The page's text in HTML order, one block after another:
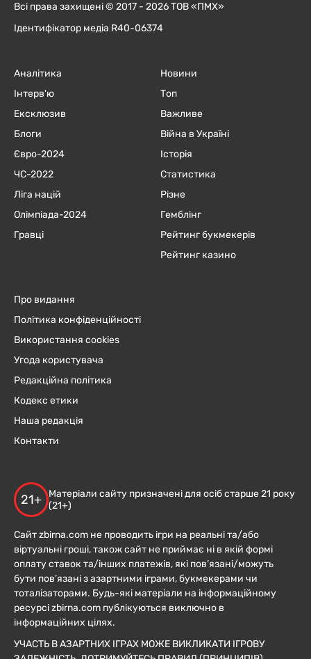
Всі права захищені © 2017 - 2026 ТОВ «ПМХ»
Ідентифікатор медіа R40-06374
Аналітика
Інтерв'ю
Ексклюзив
Блоги
Євро-2024
ЧC-2022
Ліга націй
Олімпіада-2024
Гравці
Новини
Топ
Важливе
Війна в Україні
Історія
Статистика
Різне
Гемблінг
Рейтинг букмекерів
Рейтинг казино
Про видання
Політика конфіденційності
Використання cookies
Угода користувача
Редакційна політика
Кодекс етики
Наша редакція
Контакти
21+
Матеріали сайту призначені для осіб старше 21 року
(21+)
Сайт zbirna.com не проводить ігри на реальні та/або
віртуальні гроші, також сайт не приймає ні в якій формі
оплату ставок та/інших платежів, які пов’язані/можуть
бути пов’язані з азартними іграми, букмекерами чи
тоталізаторами. Будь-які матеріали на інформаційному
ресурсі zbirna.com публікуються виключно в
інформаційних цілях.
УЧАСТЬ В АЗАРТНИХ ІГРАХ МОЖЕ ВИКЛИКАТИ ІГРОВУ